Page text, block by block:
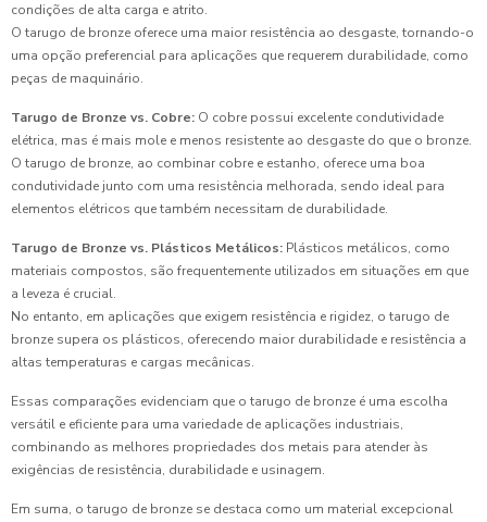
condições de alta carga e atrito.
O tarugo de bronze oferece uma maior resistência ao desgaste, tornando-o
uma opção preferencial para aplicações que requerem durabilidade, como
peças de maquinário.
Tarugo de Bronze vs. Cobre: O cobre possui excelente condutividade
elétrica, mas é mais mole e menos resistente ao desgaste do que o bronze.
O tarugo de bronze, ao combinar cobre e estanho, oferece uma boa
condutividade junto com uma resistência melhorada, sendo ideal para
elementos elétricos que também necessitam de durabilidade.
Tarugo de Bronze vs. Plásticos Metálicos: Plásticos metálicos, como
materiais compostos, são frequentemente utilizados em situações em que
a leveza é crucial.
No entanto, em aplicações que exigem resistência e rigidez, o tarugo de
bronze supera os plásticos, oferecendo maior durabilidade e resistência a
altas temperaturas e cargas mecânicas.
Essas comparações evidenciam que o tarugo de bronze é uma escolha
versátil e eficiente para uma variedade de aplicações industriais,
combinando as melhores propriedades dos metais para atender às
exigências de resistência, durabilidade e usinagem.
Em suma, o tarugo de bronze se destaca como um material excepcional